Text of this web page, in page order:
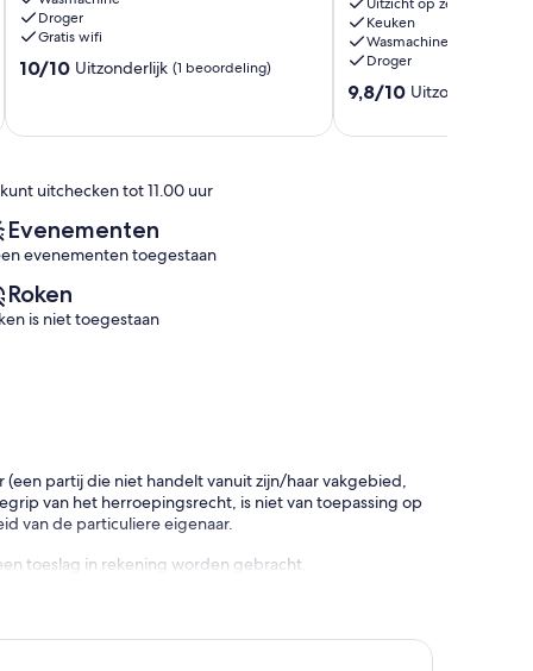
Clean
|
Ocean
Droger
Gratis wifi
10.0
Uitzonderlijk,
10/10 Uitzonderlijk (1 beoordeling)
views
on
the
Wild
Way,
Keuken
Wasmachine
Droger
9.8
10,
9,8/10 Uitzonderlijk
uitchecken tot 11.00 uur
Evenementen
evenementen toegestaan
Roken
is niet toegestaan
partij die niet handelt vanuit zijn/haar vakgebied,
van het herroepingsrecht, is niet van toepassing op
van de particuliere eigenaar.
toeslag in rekening worden gebracht.